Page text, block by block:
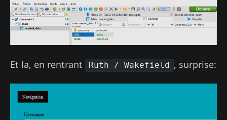
Et la, en rentrant Ruth / Wakefield , surprise: